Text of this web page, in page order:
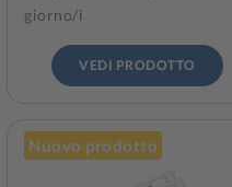
giorno/i
VEDI PRODOTTO
Nuovo prodotto